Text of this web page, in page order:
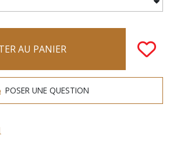
AU PANIER
POSER UNE QUESTION